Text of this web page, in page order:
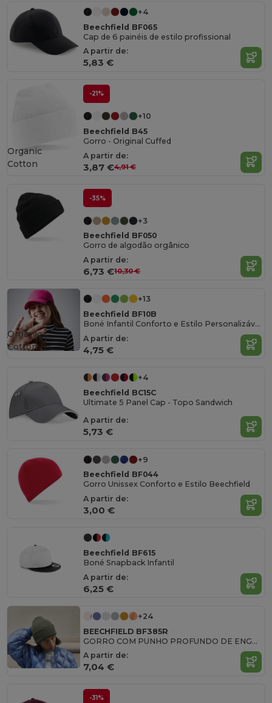
+4
Beechfield BF065
Cap de 6 painéis de estilo profissional
A partir de:
5,83 €
-21%
+10
Beechfield B45
Gorro - Original Cuffed
A partir de:
3,87 €4,91 €
Organic
Cotton
-35%
+3
Beechfield BF050
Gorro de algodão orgânico
A partir de:
6,73 €10,30 €
+13
Beechfield BF10B
Boné Infantil Conforto e Estilo Personalizável
A partir de:
4,75 €
Organic
Cotton
+4
Beechfield BC15C
Ultimate 5 Panel Cap - Topo Sandwich
A partir de:
5,73 €
+9
Beechfield BF044
Gorro Unissex Conforto e Estilo Beechfield
A partir de:
3,00 €
Beechfield BF615
Boné Snapback Infantil
A partir de:
6,25 €
+24
BEECHFIELD BF385R
GORRO COM PUNHO PROFUNDO DE ENGENHARIA CLÁSSICA
A partir de:
7,04 €
-31%